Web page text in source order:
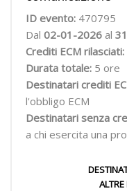
ID evento: 470795
Dal 02-01-2026 al
Crediti ECM rilasciati:
Durata totale: 5 ore
Destinatari crediti
l'obbligo ECM
Destinatari senza
a chi esercita una